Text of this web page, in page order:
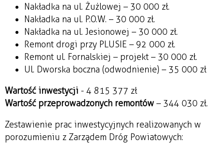
Nakładka na ul. Żużlowej – 30 000 zł.
Nakładka na ul. P.O.W. – 30 000 zł.
Nakładka na ul. Jesionowej – 30 000 zł.
Remont drogi przy PLUSIE – 92 000 zł.
Remont ul. Fornalskiej – projekt – 30 000 zł.
Ul. Dworska boczna (odwodnienie) – 35 000 zł
Wartość inwestycji - 4 815 377 zł
Wartość przeprowadzonych remontów – 344 030 zł.
Zestawienie prac inwestycyjnych realizowanych w
porozumieniu z Zarządem Dróg Powiatowych: